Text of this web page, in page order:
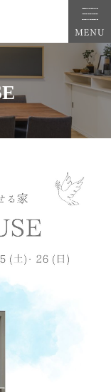
工房」へおまかせ。自然
ムへ。自然素材の心地よさ